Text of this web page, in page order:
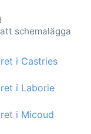
schemalägga
i Castries
i Laborie
i Micoud